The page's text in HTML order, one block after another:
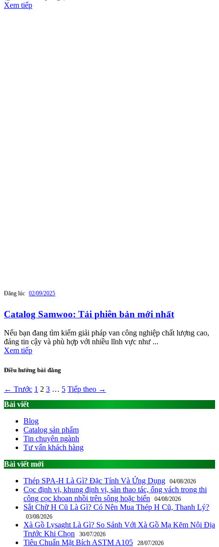
Xem tiếp
Đăng lúc 02/09/2025
Catalog Samwoo: Tải phiên bản mới nhất
Nếu bạn đang tìm kiếm giải pháp van công nghiệp chất lượng cao,
đáng tin cậy và phù hợp với nhiều lĩnh vực như ...
Xem tiếp
Điều hướng bài đăng
← Trước 1 2 3 … 5 Tiếp theo →
Bài viết
Blog
Catalog sản phẩm
Tin chuyên ngành
Tư vấn khách hàng
Bài viết mới
Thép SPA-H Là Gì? Đặc Tính Và Ứng Dụng
04/08/2026
Cọc định vị, khung định vị, sàn thao tác, ống vách trong thi
công cọc khoan nhồi trên sông hoặc biển
04/08/2026
Sắt Chữ H Cũ Là Gì? Có Nên Mua Thép H Cũ, Thanh Lý?
03/08/2026
Xà Gồ Lysaght Là Gì? So Sánh Với Xà Gồ Mạ Kẽm Nội Địa
Trước Khi Chọn
30/07/2026
Tiêu Chuẩn Mặt Bích ASTM A105 28/07/2026